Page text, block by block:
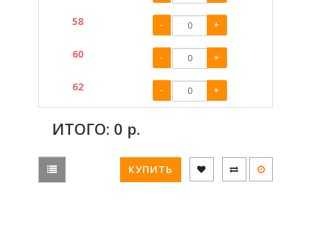
58 - +
60 - +
62 - +
ИТОГО: 0 р.
КУПИТЬ